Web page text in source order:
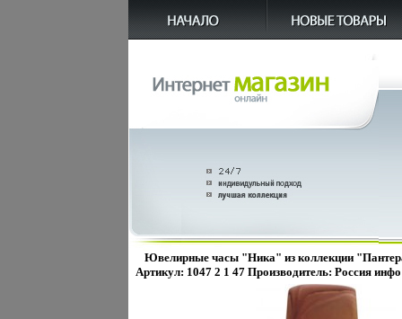
Ювелирные часы "Ника" из коллекции
Артикул: 1047 2 1 47 Производитель: Россия